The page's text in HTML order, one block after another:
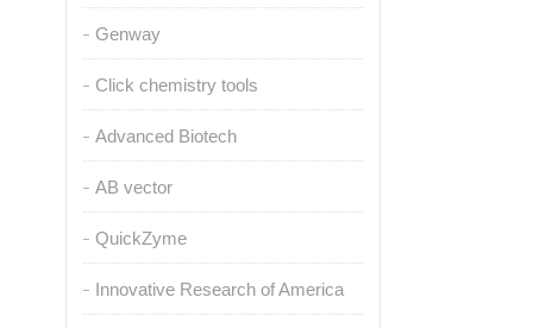
Genway
Click chemistry tools
Advanced Biotech
AB vector
QuickZyme
Innovative Research of America